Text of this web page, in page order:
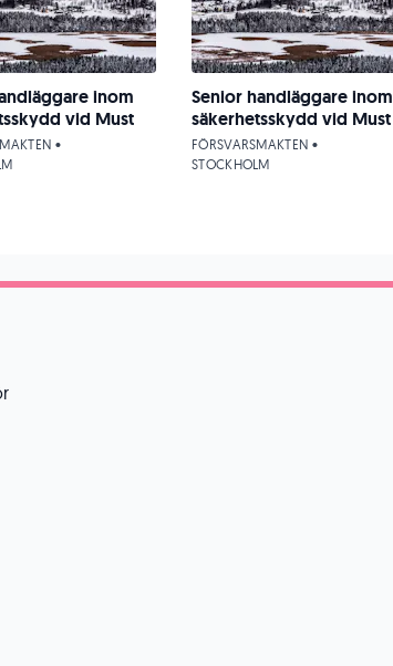
inom
vid Must
•
Senior handläggare inom
säkerhetsskydd vid Must
FÖRSVARSMAKTEN •
STOCKHOLM